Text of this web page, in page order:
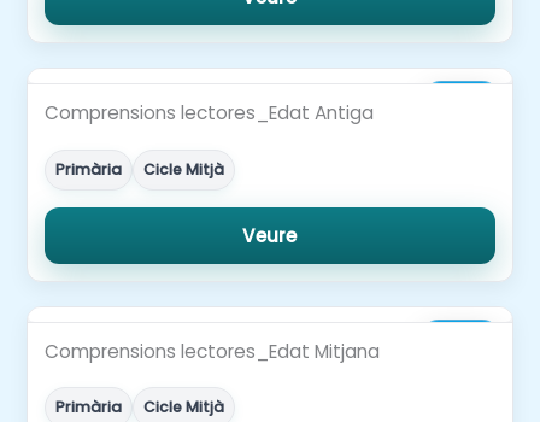
Comprensions lectores_Edat Antiga
Primària Cicle Mitjà
Veure
Comprensions lectores_Edat Mitjana
Primària Cicle Mitjà